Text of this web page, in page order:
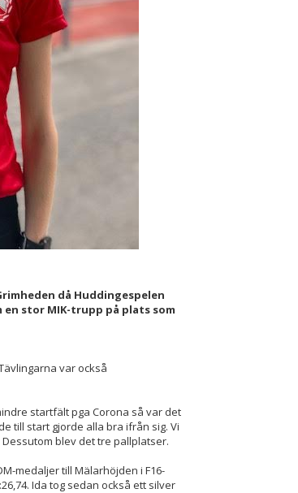
då Huddingespelen
en stor MIK-trupp på plats som
var också
startfält pga Corona så var det
till start gjorde alla bra ifrån sig. Vi
blev det tre pallplatser.
medaljer till Mälarhöjden i F16-
Ida tog sedan också ett silver